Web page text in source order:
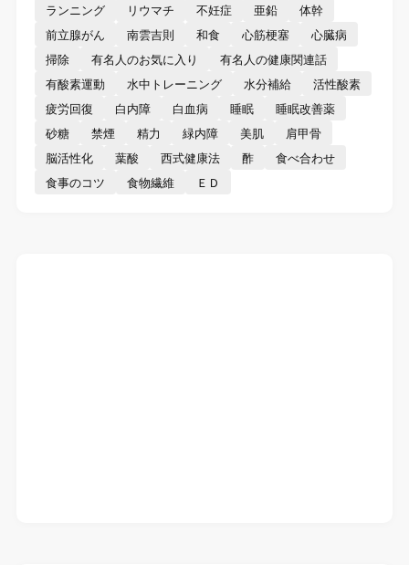
ランニング
リウマチ 不妊症 亜鉛
体幹
前立腺がん
南雲吉則 和食 心筋梗塞
心臓病
掃除
有名人のお気に入り
有名人の健康関連話
有酸素運動
水中トレーニング 水分補給
活性酸素
疲労回復
白内障 白血病 睡眠
睡眠改善薬
砂糖
禁煙 精力 緑内障 美肌
肩甲骨
脳活性化
葉酸 西式健康法 酢
食べ合わせ
食事のコツ
食物繊維 ＥＤ